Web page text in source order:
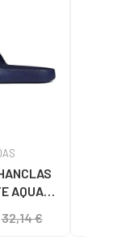
AQUA
32,14 €